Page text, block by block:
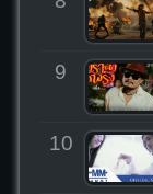
9
10